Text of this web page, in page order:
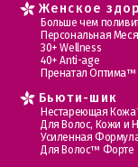
Женское
Больше чем
Персональная
30+ Wellness
40+ Anti-age
Пренатал Оптима™
Бьюти-шик
Нестареющая
Для Волос, Кожи и
Усиленная
Для Волос™ Форте